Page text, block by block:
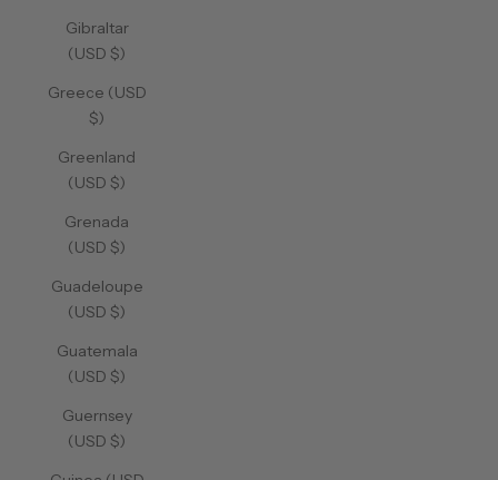
Gibraltar
(USD $)
Greece (USD
$)
Greenland
(USD $)
Grenada
(USD $)
Guadeloupe
(USD $)
Guatemala
(USD $)
Guernsey
(USD $)